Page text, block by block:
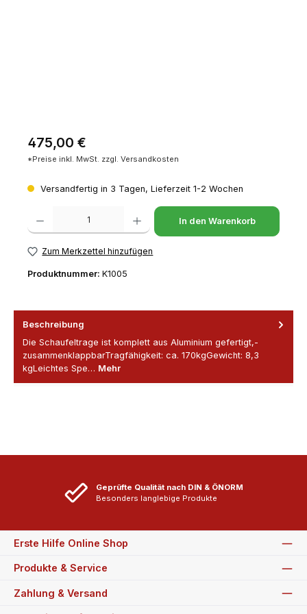
Regulärer Preis:
475,00 €
*Preise inkl. MwSt. zzgl. Versandkosten
Versandfertig in 3 Tagen, Lieferzeit 1-2 Wochen
Produkt Anzahl: Gib den gewünschten Wert ein oder benutze die
In den Warenkorb
Zum Merkzettel hinzufügen
Produktnummer: K1005
Beschreibung
Die Schaufeltrage ist komplett aus Aluminium gefertigt,-
zusammenklappbarTragfähigkeit: ca. 170kgGewicht: 8,3
kgLeichtes Spe… Mehr
Geprüfte Qualität nach DIN & ÖNORM
Besonders langlebige Produkte
Erste Hilfe Online Shop
Produkte & Service
Zahlung & Versand